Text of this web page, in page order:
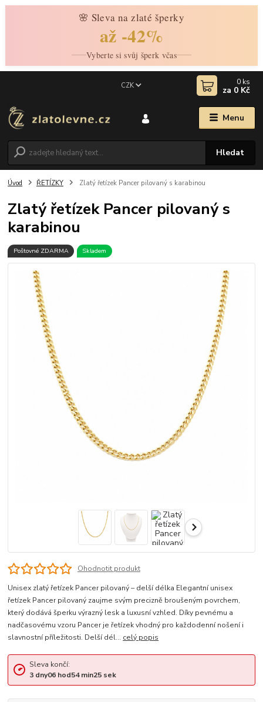
🌸 Sleva na zlaté šperky
až -42%
Vyberte si svůj šperk včas
Menu
CZK
Hledat
0 ks
za 0 Kč
Úvod ŘETÍZKY Zlatý řetízek Pancer pilovaný s karabinou
Zlatý řetízek Pancer pilovaný s
karabinou
Poštovné ZDARMA Skladem
Ohodnotit produkt
Unisex zlatý řetízek Pancer pilovaný – delší délka Elegantní unisex
řetízek Pancer pilovaný zaujme svým precizně broušeným povrchem,
který dodává šperku výrazný lesk a luxusní vzhled. Díky pevnému a
nadčasovému vzoru Pancer je řetízek vhodný pro každodenní nošení i
slavnostní příležitosti. Delší dél... celý popis
Sleva končí:
3 dny06hod54min25sek